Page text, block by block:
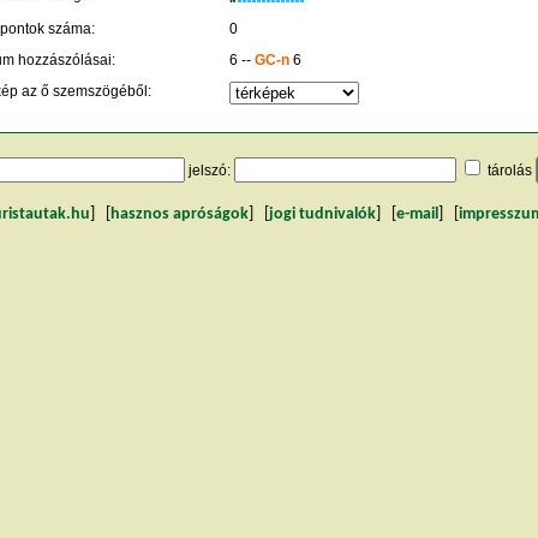
pontok száma:
0
hozzászólásai:
6 -- GC-n6
az ő szemszögéből:
jelszó: tárolás
hasznos apróságok jogi tudnivalók e-mail